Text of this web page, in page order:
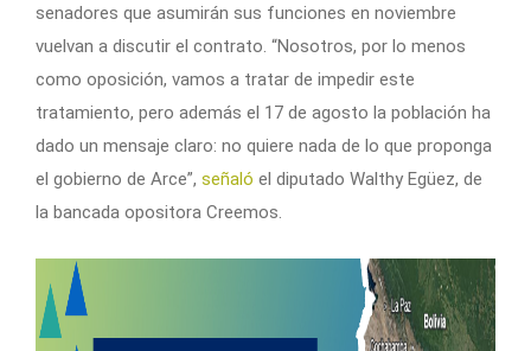
senadores que asumirán sus funciones en noviembre
vuelvan a discutir el contrato. “Nosotros, por lo menos
como oposición, vamos a tratar de impedir este
tratamiento, pero además el 17 de agosto la población ha
dado un mensaje claro: no quiere nada de lo que proponga
el gobierno de Arce”, señaló el diputado Walthy Egüez, de
la bancada opositora Creemos.